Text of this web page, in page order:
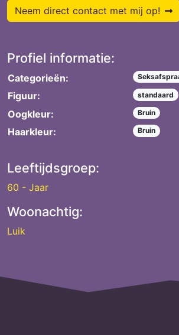
Neem direct contact met mij op!
Profiel informatie:
Categorieën:
Figuur: standaard
Oogkleur: Bruin
Haarkleur: Bruin
Leeftijdsgroep:
60 - Jaar
Woonachtig:
Luik